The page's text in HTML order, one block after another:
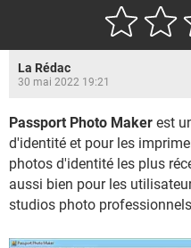
La Rédac
30 mai 2022 19:21
Passport Photo Maker est
d'identité et pour les
photos d'identité les plus
aussi bien pour les
studios photo